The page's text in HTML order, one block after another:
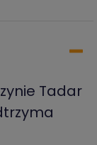
Tadar